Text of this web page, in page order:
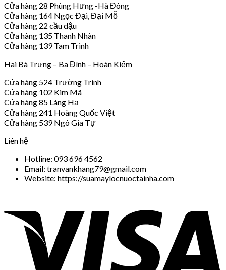
Cửa hàng 28 Phùng Hưng -Hà Đông
Cửa hàng 164 Ngọc Đại, Đại Mỗ
Cửa hàng 22 cầu dậu
Cửa hàng 135 Thanh Nhàn
Cửa hàng 139 Tam Trinh
Hai Bà Trưng – Ba Đình – Hoàn Kiếm
Cửa hàng 524 Trường Trinh
Cửa hàng 102 Kim Mã
Cửa hàng 85 Láng Hạ
Cửa hàng 241 Hoàng Quốc Việt
Cửa hàng 539 Ngô Gia Tự
Liên hệ
Hotline: 093 696 4562
Email: tranvankhang79@gmail.com
Website: https://suamaylocnuoctainha.com